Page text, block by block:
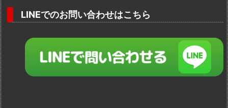
LINEでのお問い合わせはこちら